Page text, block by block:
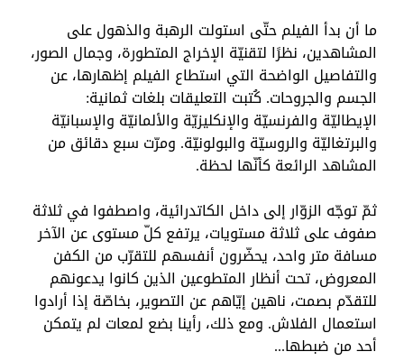
ما أن بدأ الفيلم حتّى استولت الرهبة والذهول على
المشاهدين، نظرًا لتقنيّة الإخراج المتطورة، وجمال الصور،
والتفاصيل الواضحة التي استطاع الفيلم إظهارها، عن
الجسم والجروحات. كُتبت التعليقات بلغات ثمانية:
الإيطاليّة والفرنسيّة والإنكليزيّة والألمانيّة والإسبانيّة
والبرتغاليّة والروسيّة والبولونيّة. ومرّت سبع دقائق من
المشاهد الرائعة كأنّها لحظة.
ثمّ توجّه الزوّار إلى داخل الكاتدرائية، واصطفوا في ثلاثة
صفوف على ثلاثة مستويات، يرتفع كلّ مستوى عن الآخر
مسافة متر واحد، يحضّرون أنفسهم للتقرّب من الكفن
المعروض، تحت أنظار المتطوعين الذين كانوا يدعونهم
للتقدّم بصمت، ناهين إيّاهم عن التصوير، بخاصّة إذا أرادوا
استعمال الفلاش. ومع ذلك، رأينا بضع لمعات لم يتمكن
أحد من ضبطها...